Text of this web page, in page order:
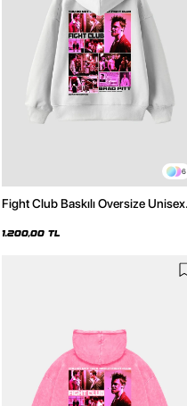
6
Fight Club Baskılı Oversize Unisex
1.200,00 TL